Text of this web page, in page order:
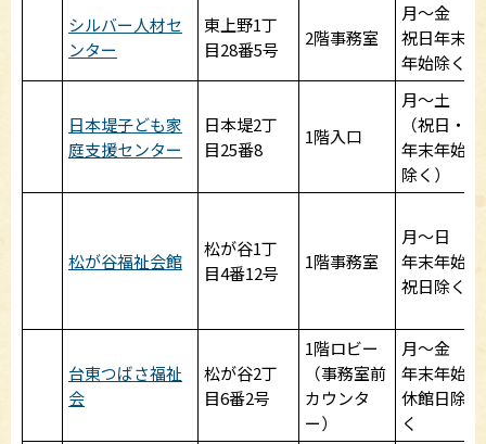
シルバー人材セ
ンター
東上野1丁
目28番5号
2階事務室
月～金
祝日年末
年始除く
日本堤子ども家
庭支援センター
日本堤2丁
目25番8
1階入口
月～土
（祝日・
年末年始
除く）
松が谷福祉会館
松が谷1丁
目4番12号
1階事務室
月～日
年末年始
祝日除く
台東つばさ福祉
会
松が谷2丁
目6番2号
1階ロビー
（事務室前
カウンタ
ー）
月～金
年末年始
休館日除
く